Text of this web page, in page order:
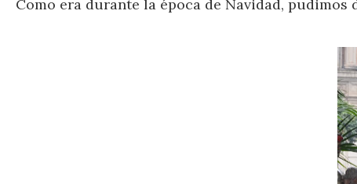
Como era durante la época de Navidad,